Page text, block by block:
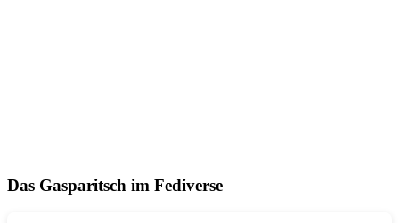
Das Gasparitsch im Fediverse